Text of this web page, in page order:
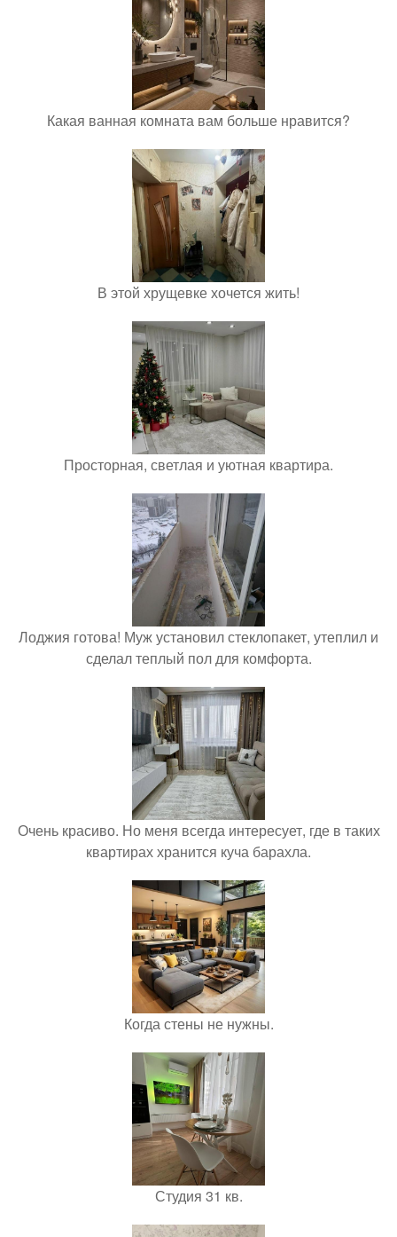
Какая ванная комната вам больше нравится?
В этой хрущевке хочется жить!
Просторная, светлая и уютная квартира.
Лоджия готова! Муж установил стеклопакет, утеплил и
сделал теплый пол для комфорта.
Очень красиво. Но меня всегда интересует, где в таких
квартирах хранится куча барахла.
Когда стены не нужны.
Студия 31 кв.